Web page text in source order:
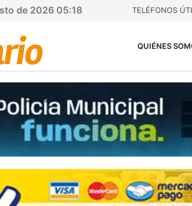
de 2026 05:18 TELÉFONOS
QUIÉNES